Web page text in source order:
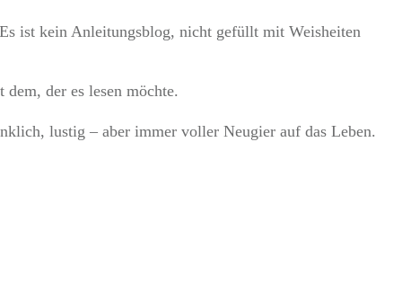
ist kein Anleitungsblog, nicht gefüllt mit Weisheiten
der es lesen möchte.
lustig – aber immer voller Neugier auf das Leben.